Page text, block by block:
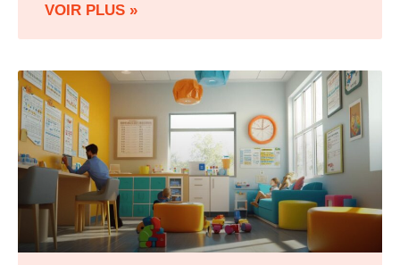
VOIR PLUS »